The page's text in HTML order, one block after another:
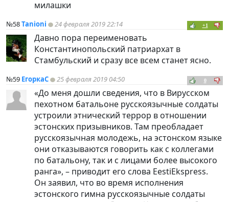
милашки
№58Tanioni 24 февраля 2019 22:14 +1
Давно пора переименовать
Константинопольский патриархат в
Стамбульский и сразу все всем станет ясно.
№59 ЕгоркаС 25 февраля 2019 04:50 0
«До меня дошли сведения, что в Вирусском
пехотном батальоне русскоязычные солдаты
устроили этнический террор в отношении
эстонских призывников. Там преобладает
русскоязычная молодежь, на эстонском языке
они отказываются говорить как с коллегами
по батальону, так и с лицами более высокого
ранга», – приводит его слова EestiEkspress.
Он заявил, что во время исполнения
эстонского гимна русскоязычные солдаты